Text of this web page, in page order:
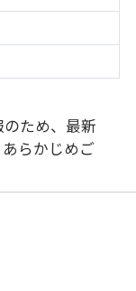
ため、最新
らかじめご